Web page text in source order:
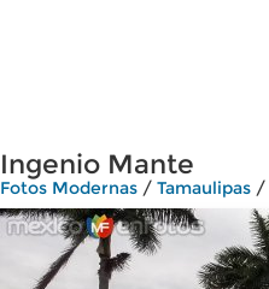
Ingenio Mante
Fotos Modernas / Tamaulipas /